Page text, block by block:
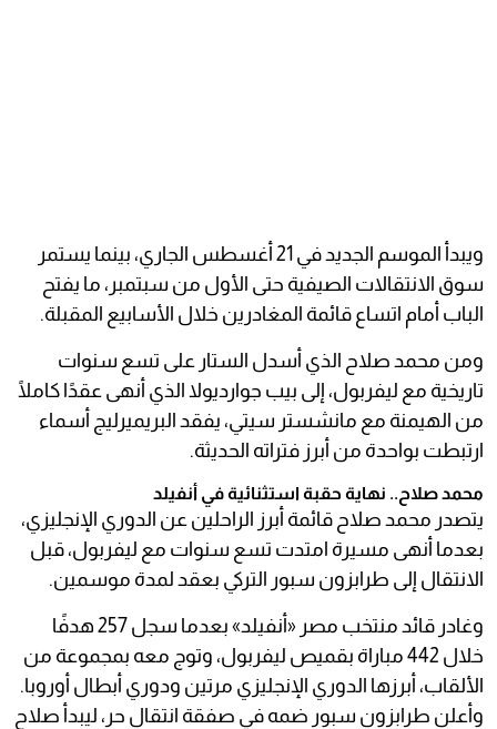
ويبدأ الموسم الجديد في 21 أغسطس الجاري، بينما يستمر
سوق الانتقالات الصيفية حتى الأول من سبتمبر، ما يفتح
الباب أمام اتساع قائمة المغادرين خلال الأسابيع المقبلة.
ومن محمد صلاح الذي أسدل الستار على تسع سنوات
تاريخية مع ليفربول، إلى بيب جوارديولا الذي أنهى عقدًا كاملًا
من الهيمنة مع مانشستر سيتي، يفقد البريميرليج أسماء
ارتبطت بواحدة من أبرز فتراته الحديثة.
محمد صلاح.. نهاية حقبة استثنائية في أنفيلد
يتصدر محمد صلاح قائمة أبرز الراحلين عن الدوري الإنجليزي،
بعدما أنهى مسيرة امتدت تسع سنوات مع ليفربول، قبل
الانتقال إلى طرابزون سبور التركي بعقد لمدة موسمين.
وغادر قائد منتخب مصر «أنفيلد» بعدما سجل 257 هدفًا
خلال 442 مباراة بقميص ليفربول، وتوج معه بمجموعة من
الألقاب، أبرزها الدوري الإنجليزي مرتين ودوري أبطال أوروبا.
وأعلن طرابزون سبور ضمه في صفقة انتقال حر، ليبدأ صلاح